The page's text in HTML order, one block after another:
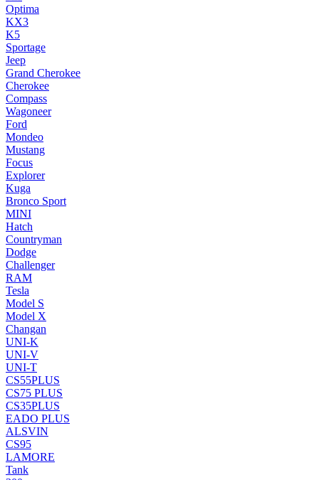
Optima
KX3
K5
Sportage
Jeep
Grand Cherokee
Cherokee
Compass
Wagoneer
Ford
Mondeo
Mustang
Focus
Explorer
Kuga
Bronco Sport
MINI
Hatch
Countryman
Dodge
Challenger
RAM
Tesla
Model S
Model X
Changan
UNI-K
UNI-V
UNI-T
CS55PLUS
CS75 PLUS
CS35PLUS
EADO PLUS
ALSVIN
CS95
LAMORE
Tank